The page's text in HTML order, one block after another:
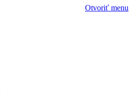
Otvoriť menu